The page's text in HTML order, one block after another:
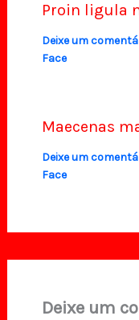
Proin ligula
Deixe um
Face
Maecenas
Deixe um
Face
Deixe um